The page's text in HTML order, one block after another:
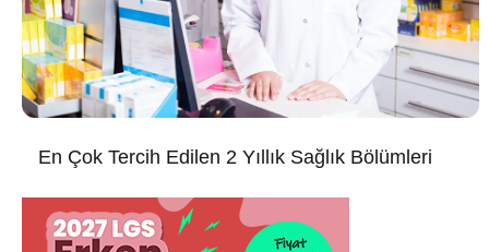
En Çok Tercih Edilen 2 Yıllık Sağlık Bölümleri